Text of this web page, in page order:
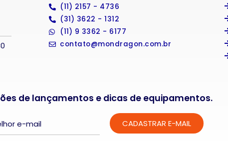
(11) 2157 - 4736
(31) 3622 - 1312
(11) 9 3362 - 6177
contato@mondragon.com.br
de lançamentos e dicas de equipamentos.